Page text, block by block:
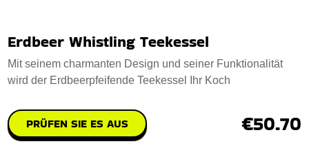
Erdbeer Whistling Teekessel
Mit seinem charmanten Design und seiner Funktionalität
wird der Erdbeerpfeifende Teekessel Ihr Koch
PRÜFEN SIE ES AUS €50.70